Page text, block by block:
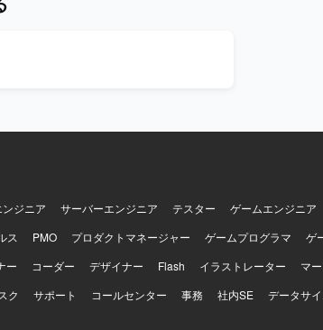
を進められる方が望ましいです。
期的にスキルアップできる環境で
ジニア サーバーエンジニア テスター ゲームエンジニア
ス PMO プロダクトマネージャー ゲームプログラマ ゲ
ー コーダー デザイナー Flash イラストレーター マ
ク サポート コールセンター 事務 社内SE データサ